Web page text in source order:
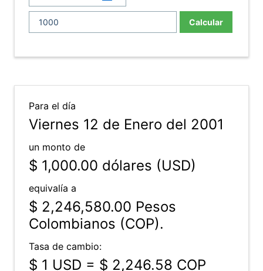
Calcular
Para el día
Viernes 12 de Enero del 2001
un monto de
$ 1,000.00 dólares (USD)
equivalía a
$ 2,246,580.00 Pesos
Colombianos (COP).
Tasa de cambio:
$ 1 USD = $ 2,246.58 COP